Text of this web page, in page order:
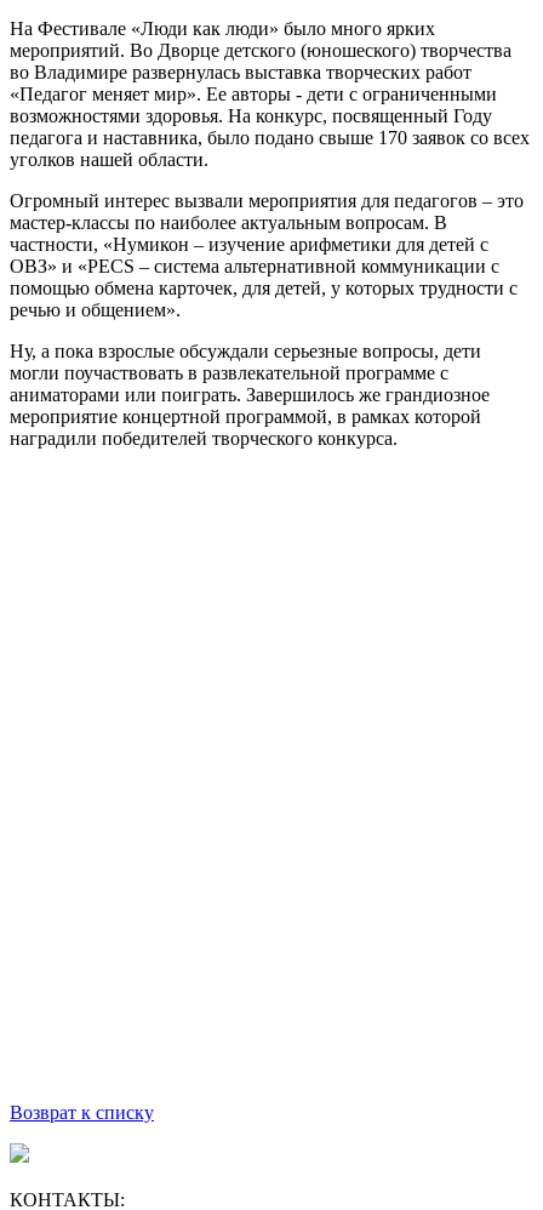
На Фестивале «Люди как люди» было много ярких
мероприятий. Во Дворце детского (юношеского) творчества
во Владимире развернулась выставка творческих работ
«Педагог меняет мир». Ее авторы - дети с ограниченными
возможностями здоровья. На конкурс, посвященный Году
педагога и наставника, было подано свыше 170 заявок со всех
уголков нашей области.
Огромный интерес вызвали мероприятия для педагогов – это
мастер-классы по наиболее актуальным вопросам. В
частности, «Нумикон – изучение арифметики для детей с
ОВЗ» и «PECS – система альтернативной коммуникации с
помощью обмена карточек, для детей, у которых трудности с
речью и общением».
Ну, а пока взрослые обсуждали серьезные вопросы, дети
могли поучаствовать в развлекательной программе с
аниматорами или поиграть. Завершилось же грандиозное
мероприятие концертной программой, в рамках которой
наградили победителей творческого конкурса.
Возврат к списку
КОНТАКТЫ: